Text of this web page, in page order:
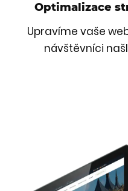
Optimalizace
Upravíme vaše
návštěvníci